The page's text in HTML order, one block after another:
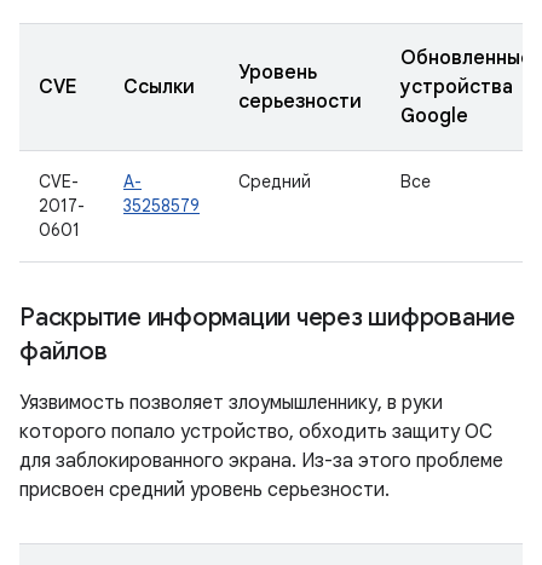
CVE Ссылки
Уровень
серьезности
Обновленные
устройства
Google
CVE-
2017-
0601
A-
35258579
Средний Все
Раскрытие информации через шифрование
файлов
Уязвимость позволяет злоумышленнику, в руки
которого попало устройство, обходить защиту ОС
для заблокированного экрана. Из-за этого проблеме
присвоен средний уровень серьезности.